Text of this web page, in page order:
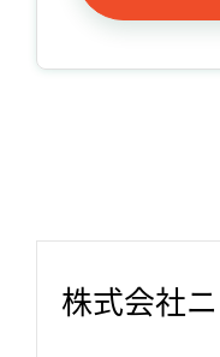
株式会社